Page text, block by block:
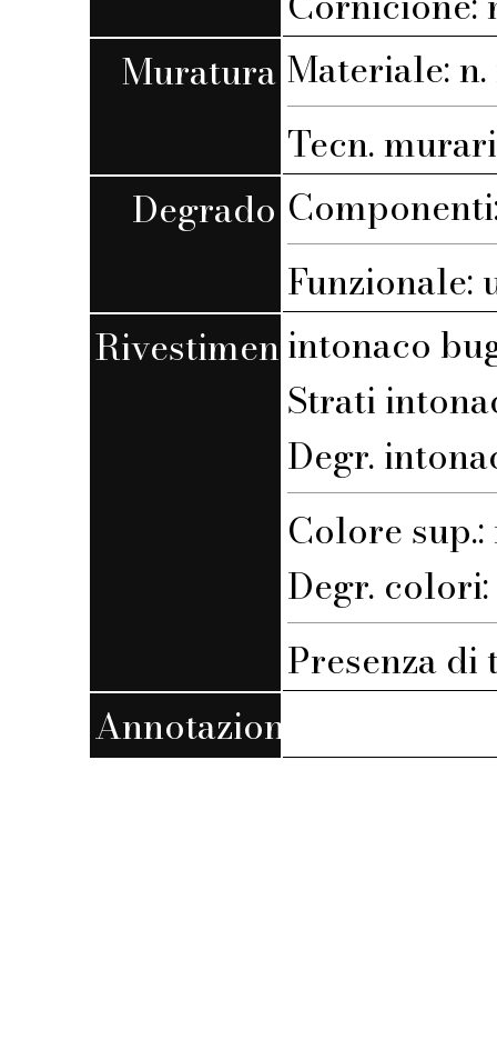
Muratura Materiale: n.
Tecn.
Degrado
Funzionale:
Rivestimentointonaco
Strati
Degr.
Colore
Degr.
Presenza
Annotazioni